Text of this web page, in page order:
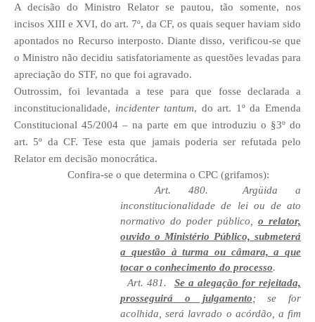
A decisão do Ministro Relator se pautou, tão somente, nos
incisos XIII e XVI, do art. 7º, da CF, os quais sequer haviam sido
apontados no Recurso interposto. Diante disso, verificou-se que
o Ministro não decidiu satisfatoriamente as questões levadas para
apreciação do STF, no que foi agravado.
Outrossim, foi levantada a tese para que fosse declarada a
inconstitucionalidade, incidenter tantum, do art. 1º da Emenda
Constitucional 45/2004 – na parte em que introduziu o §3º do
art. 5º da CF. Tese esta que jamais poderia ser refutada pelo
Relator em decisão monocrática.
Confira-se o que determina o CPC (grifamos):
Art. 480. Argüida a
inconstitucionalidade de lei ou de ato
normativo do poder público,o relator,
ouvido o Ministério Público, submeterá
a questão à turma ou câmara, a que
tocar o conhecimento do processo.
Art. 481. Se a alegação for rejeitada,
prosseguirá o julgamento; se for
acolhida, será lavrado o acórdão, a fim